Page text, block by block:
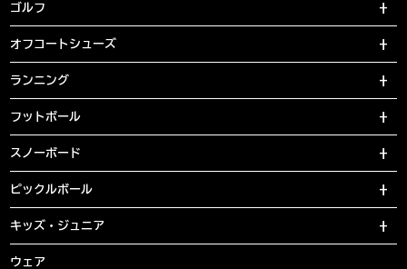
ゴルフ
オフコートシューズ
ランニング
フットボール
スノーボード
ピックルボール
キッズ・ジュニア
ウェア